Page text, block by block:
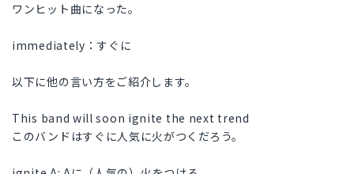
ワンヒット曲になった。
immediately：すぐに
以下に他の言い方をご紹介します。
This band will soon ignite the next trend
このバンドはすぐに人気に火がつくだろう。